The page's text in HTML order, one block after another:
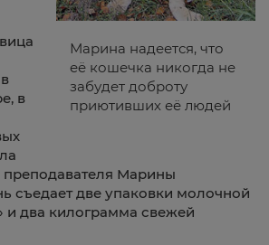
Марина надеется, что
её кошечка никогда не
забудет доброту
приютивших её людей
в
Марины
съедает две упаковки молочной
и два килограмма свежей